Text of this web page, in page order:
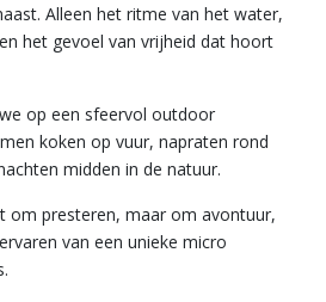
Alleen het ritme van het water,
het gevoel van vrijheid dat hoort
op een sfeervol outdoor
koken op vuur, napraten rond
midden in de natuur.
om presteren, maar om avontuur,
van een unieke micro